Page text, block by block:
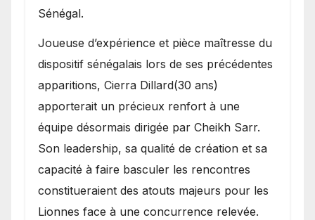
Sénégal.
Joueuse d’expérience et pièce maîtresse du
dispositif sénégalais lors de ses précédentes
apparitions, Cierra Dillard(30 ans)
apporterait un précieux renfort à une
équipe désormais dirigée par Cheikh Sarr.
Son leadership, sa qualité de création et sa
capacité à faire basculer les rencontres
constitueraient des atouts majeurs pour les
Lionnes face à une concurrence relevée.